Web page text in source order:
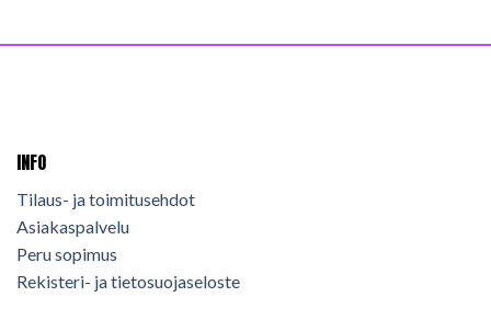
INFO
Tilaus- ja toimitusehdot
Asiakaspalvelu
Peru sopimus
Rekisteri- ja tietosuojaseloste